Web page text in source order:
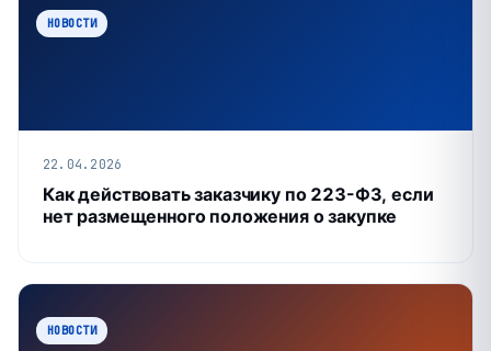
НОВОСТИ
22.04.2026
Как действовать заказчику по 223-ФЗ, если
нет размещенного положения о закупке
НОВОСТИ